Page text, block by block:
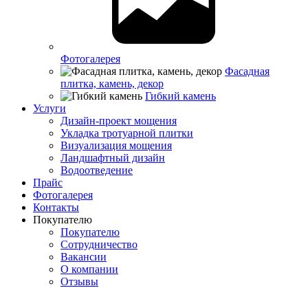
Фотогалерея
Фасадная
плитка, камень, декор
Гибкий камень
Услуги
Дизайн-проект мощения
Укладка тротуарной плитки
Визуализация мощения
Ландшафтный дизайн
Водоотведение
Прайс
Фотогалерея
Контакты
Покупателю
Покупателю
Сотрудничество
Вакансии
О компании
Отзывы